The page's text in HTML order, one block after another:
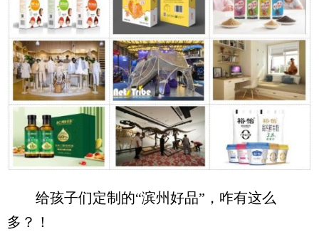
给孩子们定制的“滨州好品”，咋有这么
多？！